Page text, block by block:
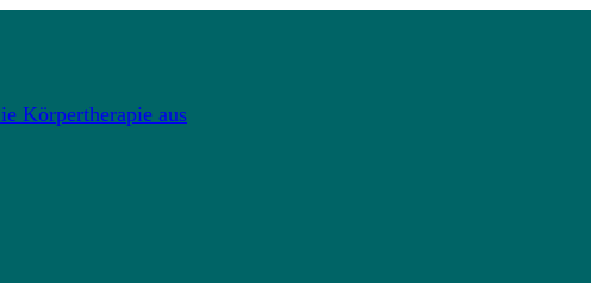
Körpertherapie aus